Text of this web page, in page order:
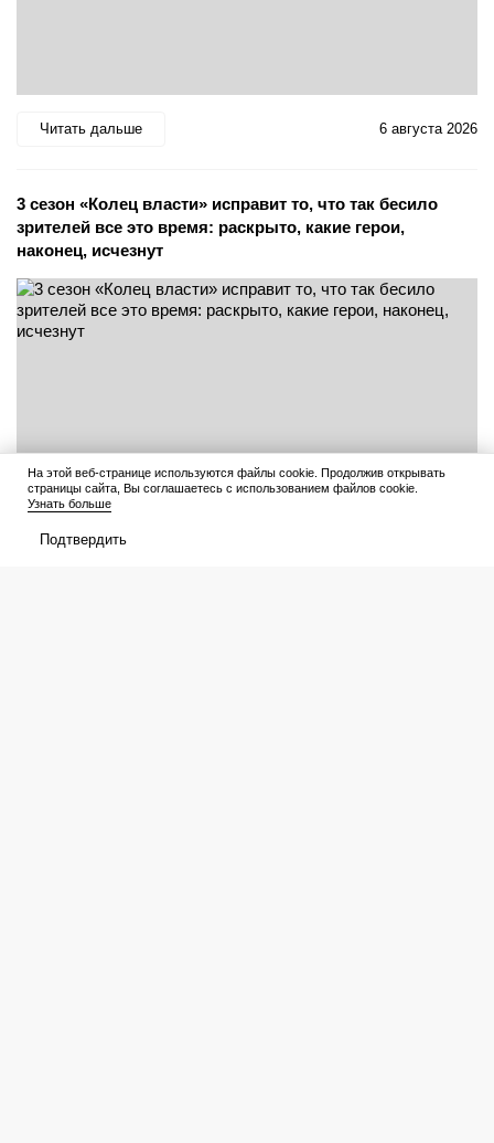
Читать дальше 6 августа 2026
3 сезон «Колец власти» исправит то, что так бесило
зрителей все это время: раскрыто, какие герои,
наконец, исчезнут
На этой веб-странице используются файлы cookie. Продолжив открывать
страницы сайта, Вы соглашаетесь с использованием файлов cookie.
Узнать больше
Подтвердить